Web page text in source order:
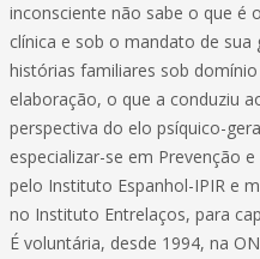
inconsciente não sabe o que é
clínica e sob o mandato de sua
histórias familiares sob
elaboração, o que a conduziu
perspectiva do elo psíquico-
especializar-se em Prevenção
pelo Instituto Espanhol-IPIR e
no Instituto Entrelaços, para
É voluntária, desde 1994, na